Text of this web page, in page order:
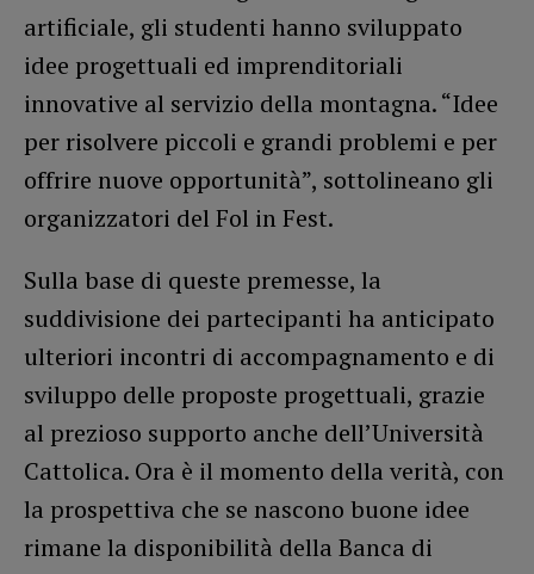
artificiale, gli studenti hanno sviluppato
idee progettuali ed imprenditoriali
innovative al servizio della montagna. “Idee
per risolvere piccoli e grandi problemi e per
offrire nuove opportunità”, sottolineano gli
organizzatori del Fol in Fest.
Sulla base di queste premesse, la
suddivisione dei partecipanti ha anticipato
ulteriori incontri di accompagnamento e di
sviluppo delle proposte progettuali, grazie
al prezioso supporto anche dell’Università
Cattolica. Ora è il momento della verità, con
la prospettiva che se nascono buone idee
rimane la disponibilità della Banca di